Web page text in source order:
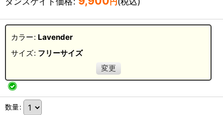
カラー: Lavender
サイズ: フリーサイズ
変更
数量: